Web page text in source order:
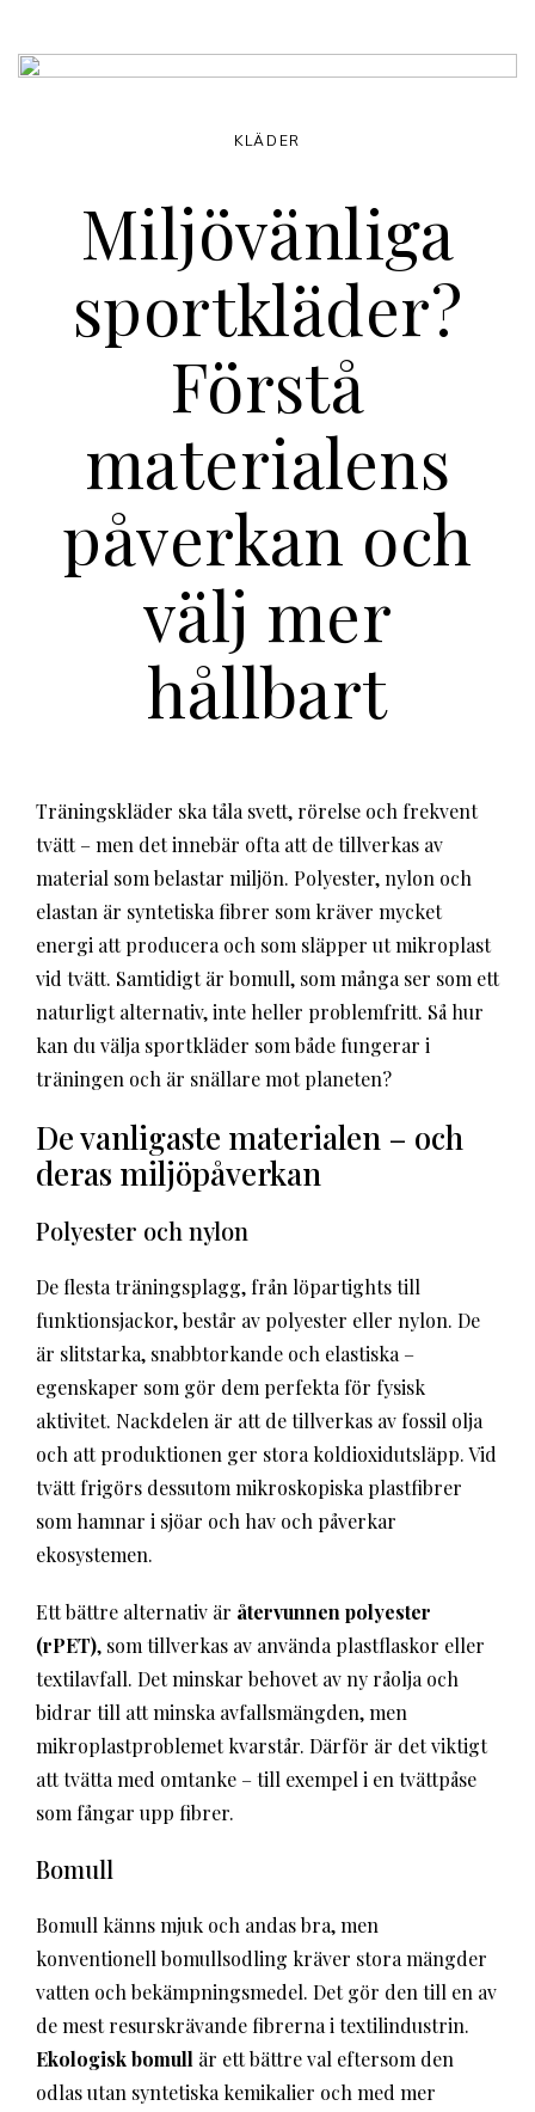
Miljövänliga
sportkläder?
Förstå
materialens
påverkan och
välj mer
hållbart
KLÄDER
Träningskläder ska tåla svett, rörelse och frekvent
tvätt – men det innebär ofta att de tillverkas av
material som belastar miljön. Polyester, nylon och
elastan är syntetiska fibrer som kräver mycket
energi att producera och som släpper ut mikroplast
vid tvätt. Samtidigt är bomull, som många ser som ett
naturligt alternativ, inte heller problemfritt. Så hur
kan du välja sportkläder som både fungerar i
träningen och är snällare mot planeten?
De vanligaste materialen – och
deras miljöpåverkan
Polyester och nylon
De flesta träningsplagg, från löpartights till
funktionsjackor, består av polyester eller nylon. De
är slitstarka, snabbtorkande och elastiska –
egenskaper som gör dem perfekta för fysisk
aktivitet. Nackdelen är att de tillverkas av fossil olja
och att produktionen ger stora koldioxidutsläpp. Vid
tvätt frigörs dessutom mikroskopiska plastfibrer
som hamnar i sjöar och hav och påverkar
ekosystemen.
Ett bättre alternativ är återvunnen polyester
(rPET), som tillverkas av använda plastflaskor eller
textilavfall. Det minskar behovet av ny råolja och
bidrar till att minska avfallsmängden, men
mikroplastproblemet kvarstår. Därför är det viktigt
att tvätta med omtanke – till exempel i en tvättpåse
som fångar upp fibrer.
Bomull
Bomull känns mjuk och andas bra, men
konventionell bomullsodling kräver stora mängder
vatten och bekämpningsmedel. Det gör den till en av
de mest resurskrävande fibrerna i textilindustrin.
Ekologisk bomull är ett bättre val eftersom den
odlas utan syntetiska kemikalier och med mer